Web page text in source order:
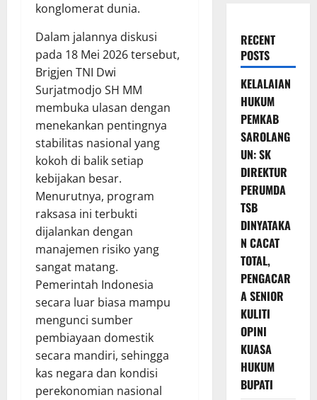
konglomerat dunia.
Dalam jalannya diskusi
pada 18 Mei 2026 tersebut,
Brigjen TNI Dwi
Surjatmodjo SH MM
membuka ulasan dengan
menekankan pentingnya
stabilitas nasional yang
kokoh di balik setiap
kebijakan besar.
Menurutnya, program
raksasa ini terbukti
dijalankan dengan
manajemen risiko yang
sangat matang.
Pemerintah Indonesia
secara luar biasa mampu
mengunci sumber
pembiayaan domestik
secara mandiri, sehingga
kas negara dan kondisi
perekonomian nasional
RECENT
POSTS
KELALAIAN
HUKUM
PEMKAB
SAROLANG
UN: SK
DIREKTUR
PERUMDA
TSB
DINYATAKA
N CACAT
TOTAL,
PENGACAR
A SENIOR
KULITI
OPINI
KUASA
HUKUM
BUPATI